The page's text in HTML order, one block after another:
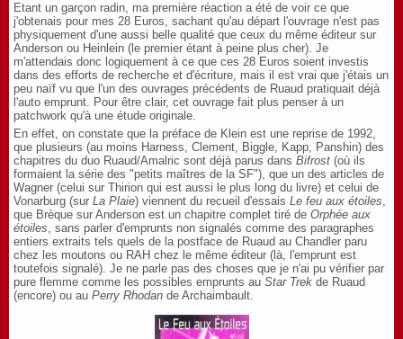
Etant un garçon radin, ma première réaction a été de voir ce que
j'obtenais pour mes 28 Euros, sachant qu'au départ l'ouvrage n'est pas
physiquement d'une aussi belle qualité que ceux du même éditeur sur
Anderson ou Heinlein (le premier étant à peine plus cher). Je
m'attendais donc logiquement à ce que ces 28 Euros soient investis
dans des efforts de recherche et d'écriture, mais il est vrai que j'étais un
peu naïf vu que l'un des ouvrages précédents de Ruaud pratiquait déjà
l'auto emprunt. Pour être clair, cet ouvrage fait plus penser à un
patchwork qu'à une étude originale.
En effet, on constate que la préface de Klein est une reprise de 1992,
que plusieurs (au moins Harness, Clement, Biggle, Kapp, Panshin) des
chapitres du duo Ruaud/Amalric sont déjà parus dans Bifrost (où ils
formaient la série des "petits maîtres de la SF"), que un des articles de
Wagner (celui sur Thirion qui est aussi le plus long du livre) et celui de
Vonarburg (sur La Plaie) viennent du recueil d'essais Le feu aux étoiles,
que Brèque sur Anderson est un chapitre complet tiré de Orphée aux
étoiles, sans parler d'emprunts non signalés comme des paragraphes
entiers extraits tels quels de la postface de Ruaud au Chandler paru
chez les moutons ou RAH chez le même éditeur (là, l'emprunt est
toutefois signalé). Je ne parle pas des choses que je n'ai pu vérifier par
pure flemme comme les possibles emprunts au Star Trek de Ruaud
(encore) ou au Perry Rhodan de Archaimbault.